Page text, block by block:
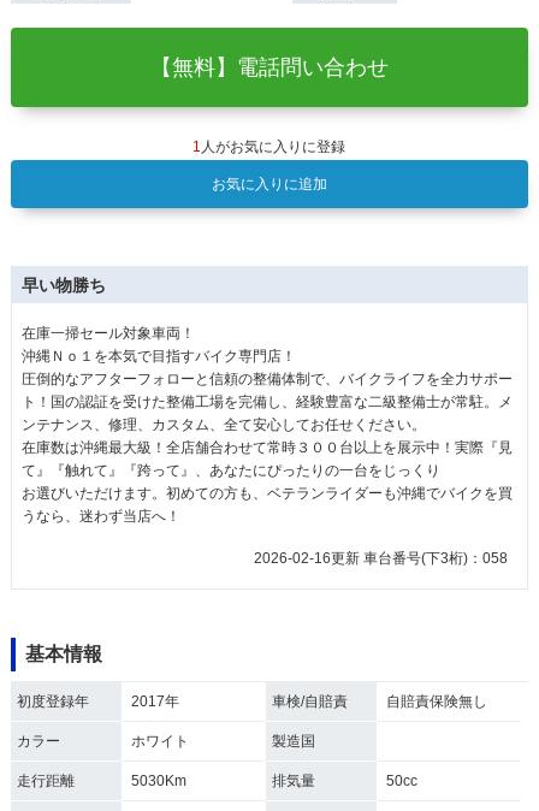
【無料】電話問い合わせ
1 人がお気に入りに登録
お気に入りに追加
早い物勝ち
在庫一掃セール対象車両！
沖縄Ｎｏ１を本気で目指すバイク専門店！
圧倒的なアフターフォローと信頼の整備体制で、バイクライフを全力サポー
ト！国の認証を受けた整備工場を完備し、経験豊富な二級整備士が常駐。メ
ンテナンス、修理、カスタム、全て安心してお任せください。
在庫数は沖縄最大級！全店舗合わせて常時３００台以上を展示中！実際『見
て』『触れて』『跨って』、あなたにぴったりの一台をじっくり
お選びいただけます。初めての方も、ベテランライダーも沖縄でバイクを買
うなら、迷わず当店へ！
2026-02-16更新 車台番号(下3桁)：058
基本情報
初度登録年 2017年 車検/自賠責 自賠責保険無し
カラー ホワイト 製造国
走行距離 5030Km 排気量 50cc